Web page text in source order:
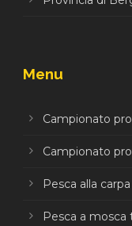
Menu
Campionato
Campionato
Pesca alla carpa
Pesca a